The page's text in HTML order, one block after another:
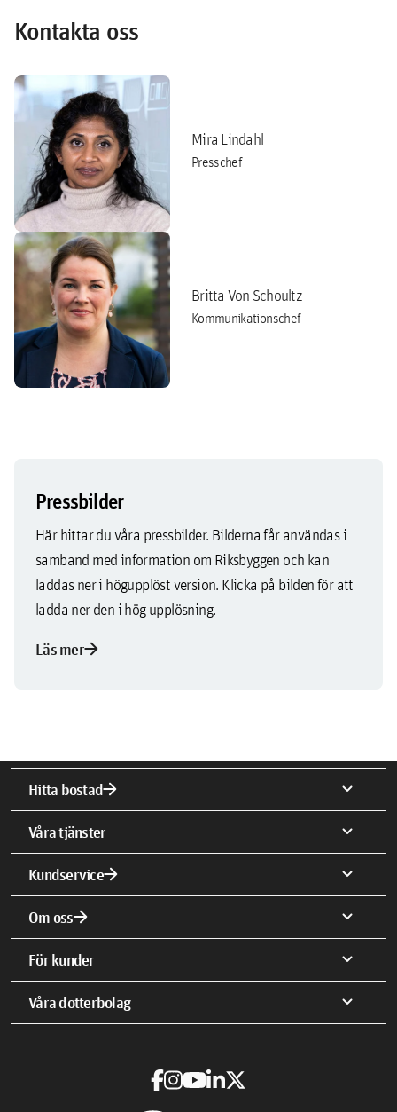
Kontakta oss
Mira Lindahl
Presschef
Britta Von Schoultz
Kommunikationschef
Pressbilder
Här hittar du våra pressbilder. Bilderna får användas i
samband med information om Riksbyggen och kan
laddas ner i högupplöst version. Klicka på bilden för att
ladda ner den i hög upplösning.
Läs merarrow_forward
Hitta bostadarrow_forward expand_more
Våra tjänster expand_more
Kundservicearrow_forward expand_more
Om ossarrow_forward expand_more
För kunder expand_more
Våra dotterbolag expand_more